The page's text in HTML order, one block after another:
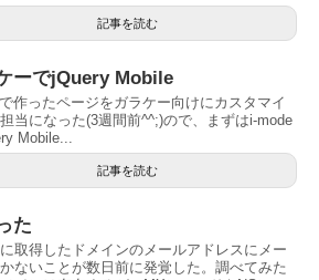
記事を読む
ーでjQuery Mobile
作ったページをガラケー向けにカスタマイ
当になった(3週間前^^;)ので、まずはi-mode
Mobile...
記事を読む
た
取得したドメインのメールアドレスにメー
ないことが数日前に発覚した。調べてみた